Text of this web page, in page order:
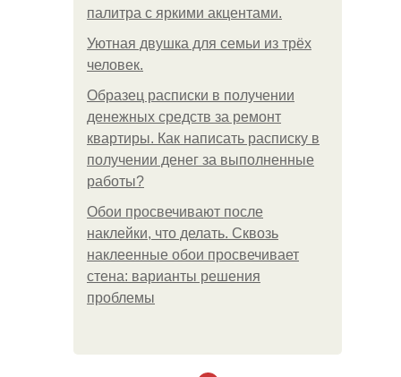
палитра с яркими акцентами.
Уютная двушка для семьи из трёх
человек.
Образец расписки в получении
денежных средств за ремонт
квартиры. Как написать расписку в
получении денег за выполненные
работы?
Обои просвечивают после
наклейки, что делать. Сквозь
наклеенные обои просвечивает
стена: варианты решения
проблемы